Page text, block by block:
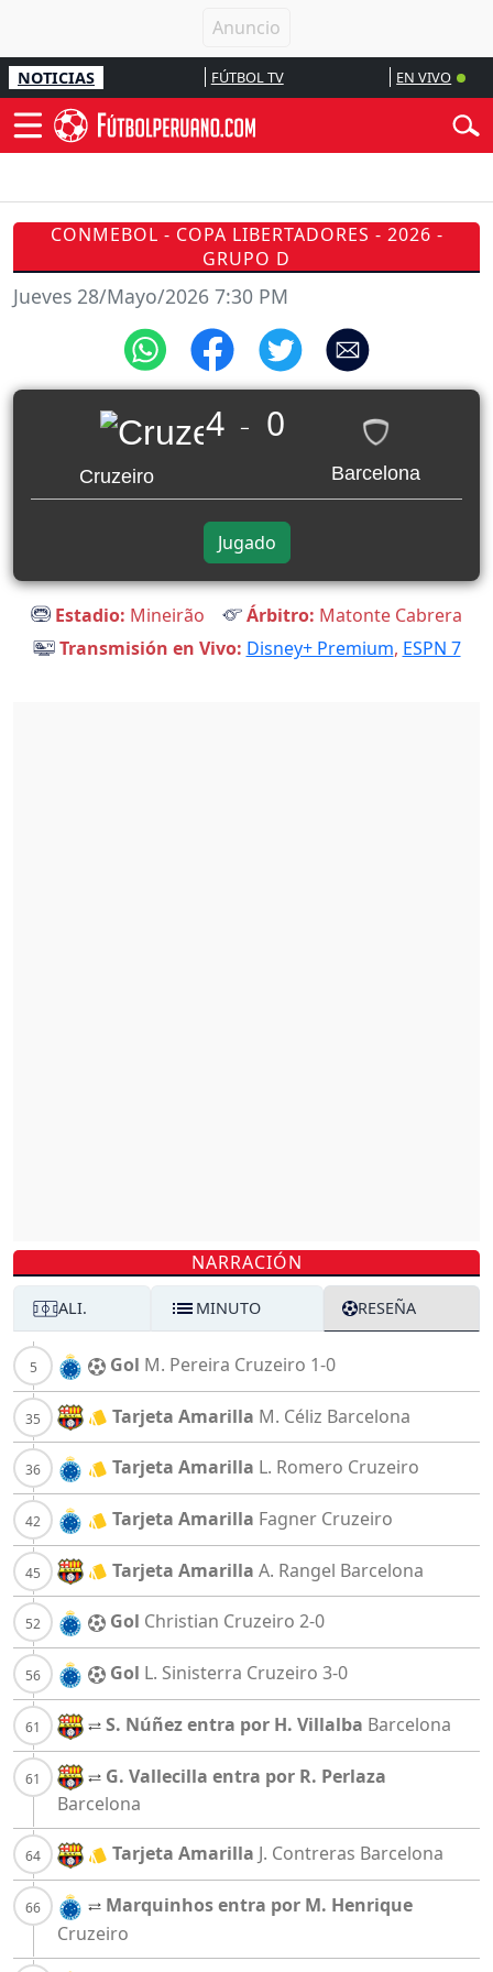
NOTICIAS FÚTBOL TV EN VIVO
CONMEBOL - COPA LIBERTADORES - 2026 -
GRUPO D
Jueves 28/Mayo/2026 7:30 PM
Cruzeiro
4 _ 0
Barcelona
Jugado
Estadio: Mineirão Árbitro: Matonte Cabrera
Transmisión en Vivo: Disney+ Premium, ESPN 7
NARRACIÓN
ALI. MINUTO RESEÑA
Gol M. Pereira Cruzeiro 1-0
Tarjeta Amarilla M. Céliz Barcelona
Tarjeta Amarilla L. Romero Cruzeiro
Tarjeta Amarilla Fagner Cruzeiro
Tarjeta Amarilla A. Rangel Barcelona
Gol Christian Cruzeiro 2-0
Gol L. Sinisterra Cruzeiro 3-0
S. Núñez entra por H. Villalba Barcelona
G. Vallecilla entra por R. Perlaza
Barcelona
Tarjeta Amarilla J. Contreras Barcelona
Marquinhos entra por M. Henrique
Cruzeiro